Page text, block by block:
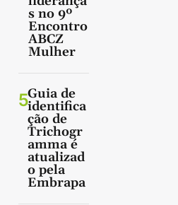
s no 9º
Encontro
ABCZ
Mulher
5Guia de
identifica
ção de
Trichogr
amma é
atualizad
o pela
Embrapa